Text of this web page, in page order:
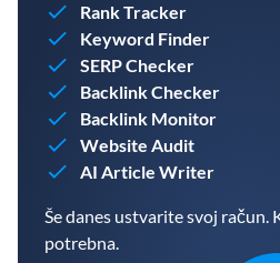
Rank Tracker
Keyword Finder
SERP Checker
Backlink Checker
Backlink Monitor
Website Audit
AI Article Writer
Še danes ustvarite svoj račun.
potrebna.